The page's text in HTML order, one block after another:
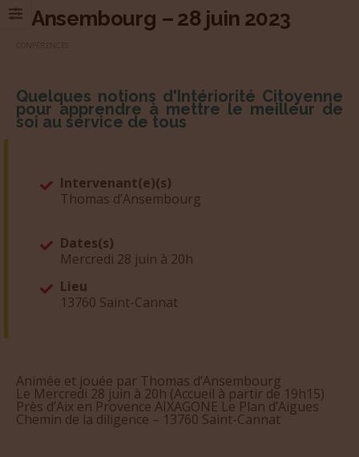
d’Ansembourg – 28 juin 2023
Quelques notions d'Intériorité Citoyenne
pour apprendre à mettre le meilleur de
soi au service de tous
Intervenant(e)(s)
Thomas d’Ansembourg
Dates(s)
Mercredi 28 juin à 20h
Lieu
13760 Saint-Cannat
Animée et jouée par Thomas d’Ansembourg
Le Mercredi 28 juin à 20h (Accueil à partir de 19h15)
Près d’Aix en Provence AIXAGONE Le Plan d’Aigues
Chemin de la diligence – 13760 Saint-Cannat